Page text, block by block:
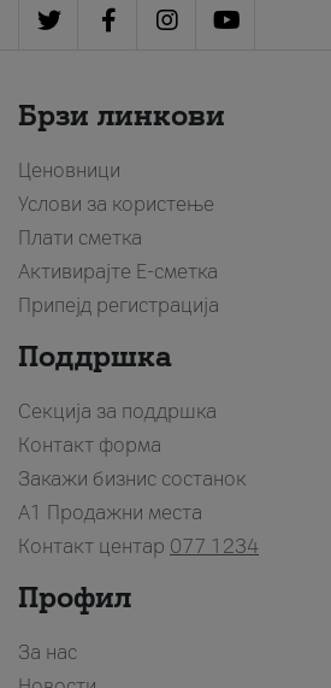
Брзи линкови
Ценовници
Услови за користење
Плати сметка
Активирајте Е-сметка
Припејд регистрација
Поддршка
Секција за поддршка
Контакт форма
Закажи бизнис состанок
A1 Продажни места
Контакт центар 077 1234
Профил
За нас